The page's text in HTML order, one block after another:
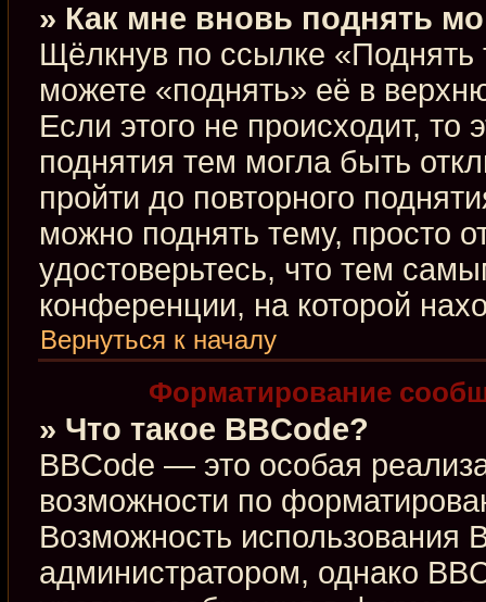
» Как мне вновь поднять
Щёлкнув по ссылке
можете «поднять» её в
Если этого не происходит, то
поднятия тем могла быть
пройти до повторного
можно поднять тему, просто
удостоверьтесь, что тем
конференции, на которой
Вернуться к началу
Форматирование
» Что такое BBCode?
BBCode — это особая
возможности по
Возможность использования
администратором, однако